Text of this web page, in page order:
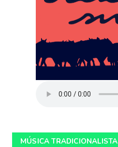
MÚSICA TRADICIONALISTA